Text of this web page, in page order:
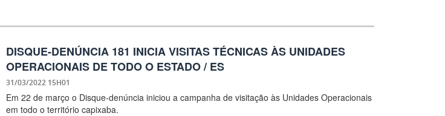
DISQUE-DENÚNCIA 181 INICIA VISITAS TÉCNICAS ÀS UNIDADES
OPERACIONAIS DE TODO O ESTADO / ES
31/03/2022 15H01
Em 22 de março o Disque-denúncia iniciou a campanha de visitação às Unidades Operacionais
em todo o território capixaba.